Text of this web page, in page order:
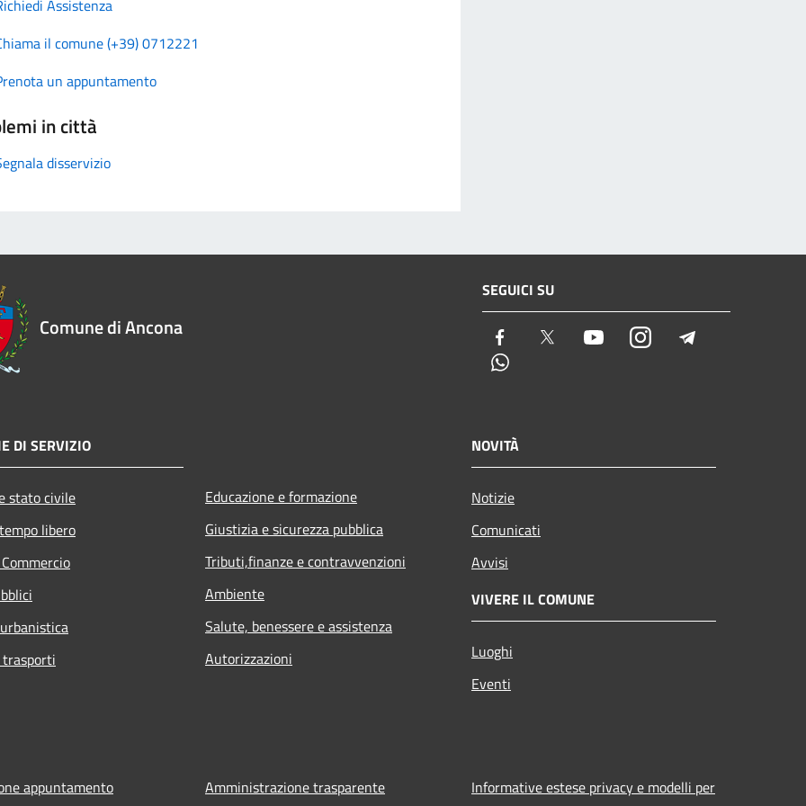
Assistenza
il comune (+39) 0712221
un appuntamento
in città
disservizio
Comune di Ancona
SEGUICI SU
Facebook Twitter YoutubeInstagram
DI SERVIZIO
stato civile
libero
Educazione e formazione
Giustizia e sicurezza pubblica
Tributi,finanze e contravvenzioni
Ambiente
Salute, benessere e assistenza
Autorizzazioni
NOVITÀ
Notizie
Comunicati
Avvisi
VIVERE IL COMUNE
Luoghi
Eventi
appuntamento Amministrazione trasparente
Informative estese privacy e modelli per